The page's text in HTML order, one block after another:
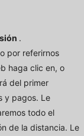
.
por referirnos
haga clic en, o
del primer
y pagos. Le
todo el
de la distancia. Le